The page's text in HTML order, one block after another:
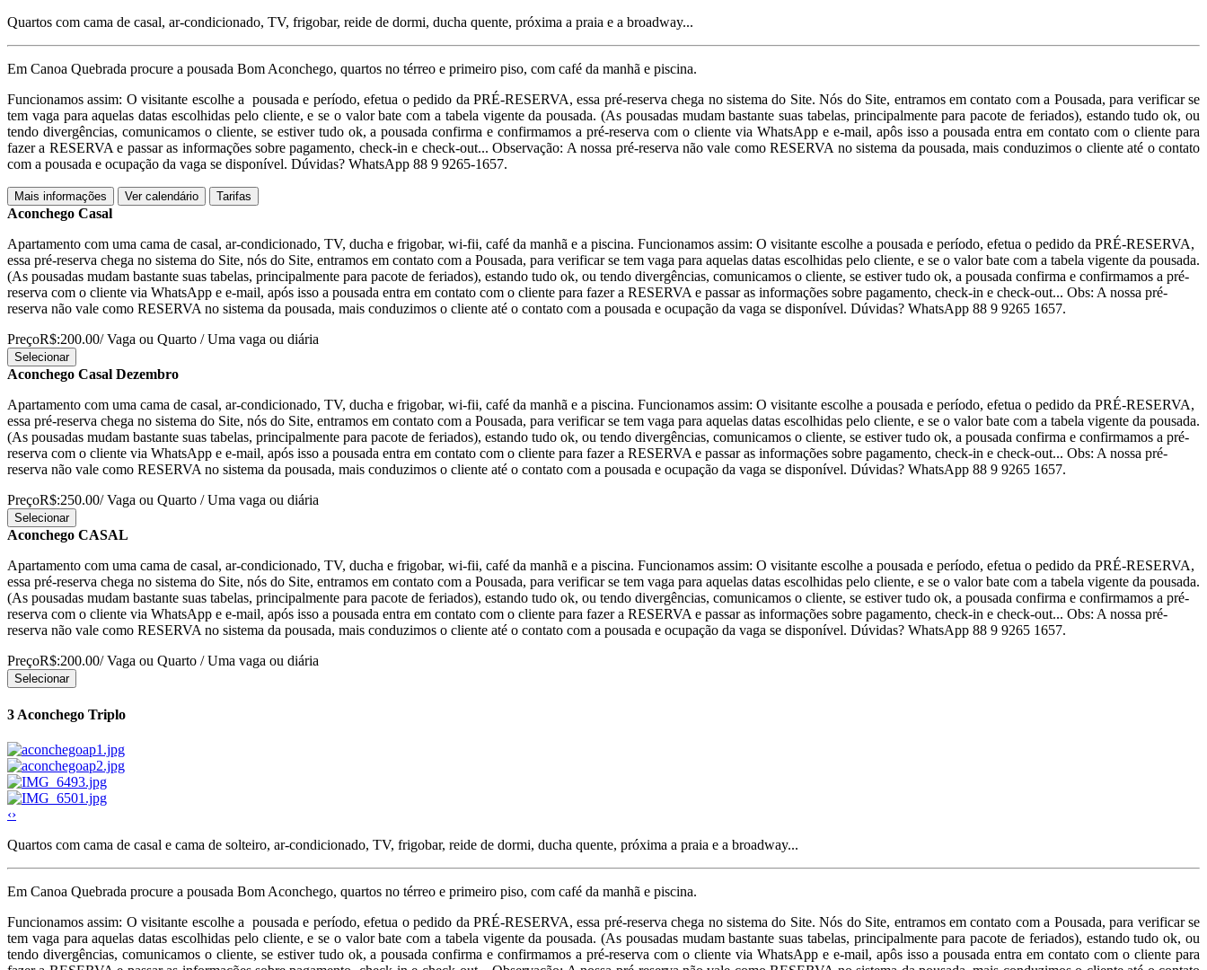
Quartos com cama de casal, ar-condicionado, TV, frigobar, reide de dormi, ducha quente, próxima a praia e a broadway...
Em Canoa Quebrada procure a pousada Bom Aconchego, quartos no térreo e primeiro piso, com café da manhã e piscina.
Funcionamos assim: O visitante escolhe a pousada e período, efetua o pedido da PRÉ-RESERVA, essa pré-reserva chega no sistema do Site. Nós do Site, entramos em contato com a Pousada, para verificar se
tem vaga para aquelas datas escolhidas pelo cliente, e se o valor bate com a tabela vigente da pousada. (As pousadas mudam bastante suas tabelas, principalmente para pacote de feriados), estando tudo ok, ou
tendo divergências, comunicamos o cliente, se estiver tudo ok, a pousada confirma e confirmamos a pré-reserva com o cliente via WhatsApp e e-mail, apôs isso a pousada entra em contato com o cliente para
fazer a RESERVA e passar as informações sobre pagamento, check-in e check-out... Observação: A nossa pré-reserva não vale como RESERVA no sistema da pousada, mais conduzimos o cliente até o contato
com a pousada e ocupação da vaga se disponível. Dúvidas? WhatsApp 88 9 9265-1657.
Mais informações Ver calendário Tarifas
Aconchego Casal
Apartamento com uma cama de casal, ar-condicionado, TV, ducha e frigobar, wi-fii, café da manhã e a piscina. Funcionamos assim: O visitante escolhe a pousada e período, efetua o pedido da PRÉ-RESERVA,
essa pré-reserva chega no sistema do Site, nós do Site, entramos em contato com a Pousada, para verificar se tem vaga para aquelas datas escolhidas pelo cliente, e se o valor bate com a tabela vigente da pousada.
(As pousadas mudam bastante suas tabelas, principalmente para pacote de feriados), estando tudo ok, ou tendo divergências, comunicamos o cliente, se estiver tudo ok, a pousada confirma e confirmamos a pré-
reserva com o cliente via WhatsApp e e-mail, após isso a pousada entra em contato com o cliente para fazer a RESERVA e passar as informações sobre pagamento, check-in e check-out... Obs: A nossa pré-
reserva não vale como RESERVA no sistema da pousada, mais conduzimos o cliente até o contato com a pousada e ocupação da vaga se disponível. Dúvidas? WhatsApp 88 9 9265 1657.
PreçoR$:200.00/ Vaga ou Quarto / Uma vaga ou diária
Selecionar
Aconchego Casal Dezembro
Apartamento com uma cama de casal, ar-condicionado, TV, ducha e frigobar, wi-fii, café da manhã e a piscina. Funcionamos assim: O visitante escolhe a pousada e período, efetua o pedido da PRÉ-RESERVA,
essa pré-reserva chega no sistema do Site, nós do Site, entramos em contato com a Pousada, para verificar se tem vaga para aquelas datas escolhidas pelo cliente, e se o valor bate com a tabela vigente da pousada.
(As pousadas mudam bastante suas tabelas, principalmente para pacote de feriados), estando tudo ok, ou tendo divergências, comunicamos o cliente, se estiver tudo ok, a pousada confirma e confirmamos a pré-
reserva com o cliente via WhatsApp e e-mail, após isso a pousada entra em contato com o cliente para fazer a RESERVA e passar as informações sobre pagamento, check-in e check-out... Obs: A nossa pré-
reserva não vale como RESERVA no sistema da pousada, mais conduzimos o cliente até o contato com a pousada e ocupação da vaga se disponível. Dúvidas? WhatsApp 88 9 9265 1657.
PreçoR$:250.00/ Vaga ou Quarto / Uma vaga ou diária
Selecionar
Aconchego CASAL
Apartamento com uma cama de casal, ar-condicionado, TV, ducha e frigobar, wi-fii, café da manhã e a piscina. Funcionamos assim: O visitante escolhe a pousada e período, efetua o pedido da PRÉ-RESERVA,
essa pré-reserva chega no sistema do Site, nós do Site, entramos em contato com a Pousada, para verificar se tem vaga para aquelas datas escolhidas pelo cliente, e se o valor bate com a tabela vigente da pousada.
(As pousadas mudam bastante suas tabelas, principalmente para pacote de feriados), estando tudo ok, ou tendo divergências, comunicamos o cliente, se estiver tudo ok, a pousada confirma e confirmamos a pré-
reserva com o cliente via WhatsApp e e-mail, após isso a pousada entra em contato com o cliente para fazer a RESERVA e passar as informações sobre pagamento, check-in e check-out... Obs: A nossa pré-
reserva não vale como RESERVA no sistema da pousada, mais conduzimos o cliente até o contato com a pousada e ocupação da vaga se disponível. Dúvidas? WhatsApp 88 9 9265 1657.
PreçoR$:200.00/ Vaga ou Quarto / Uma vaga ou diária
Selecionar
3 Aconchego Triplo
‹›
Quartos com cama de casal e cama de solteiro, ar-condicionado, TV, frigobar, reide de dormi, ducha quente, próxima a praia e a broadway...
Em Canoa Quebrada procure a pousada Bom Aconchego, quartos no térreo e primeiro piso, com café da manhã e piscina.
Funcionamos assim: O visitante escolhe a pousada e período, efetua o pedido da PRÉ-RESERVA, essa pré-reserva chega no sistema do Site. Nós do Site, entramos em contato com a Pousada, para verificar se
tem vaga para aquelas datas escolhidas pelo cliente, e se o valor bate com a tabela vigente da pousada. (As pousadas mudam bastante suas tabelas, principalmente para pacote de feriados), estando tudo ok, ou
tendo divergências, comunicamos o cliente, se estiver tudo ok, a pousada confirma e confirmamos a pré-reserva com o cliente via WhatsApp e e-mail, apôs isso a pousada entra em contato com o cliente para